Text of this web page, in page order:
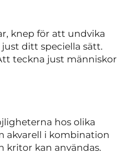
knep för att undvika
ditt speciella sätt.
teckna just människor
hos olika
akvarell i kombination
kritor kan användas.